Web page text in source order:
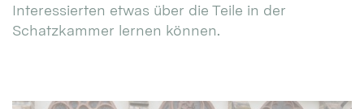
Interessierten etwas über die Teile in der
Schatzkammer lernen können.